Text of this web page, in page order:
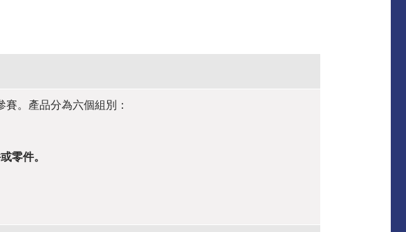
。產品分為六個組別：
零件。